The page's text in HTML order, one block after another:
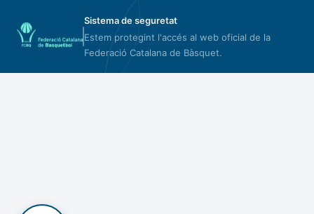
Sistema de seguretat
Estem protegint l'accés al web oficial de la
Federació Catalana de Bàsquet.